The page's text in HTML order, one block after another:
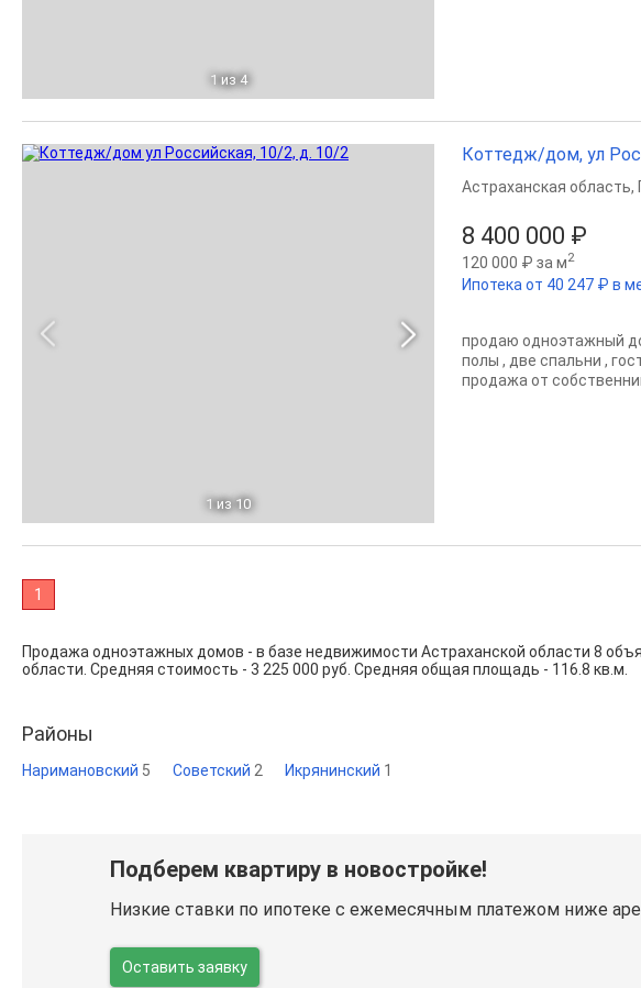
1 из 4
1 из 10
Коттедж/дом, ул
8 400 000 ₽
120 000 ₽ за м2
Ипотека от 40 247 ₽ в
Астраханская область,
продаю одноэтажный
полы , две спальни ,
продажа от
1
Продажа одноэтажных домов - в базе недвижимости Астраханской области 8
области. Средняя стоимость - 3 225 000 руб. Средняя общая площадь - 116.8 кв.м.
Районы
Наримановский 5 Советский 2 Икрянинский 1
Подберем квартиру в новостройке!
Низкие ставки по ипотеке с ежемесячным платежом ниже
Оставить заявку